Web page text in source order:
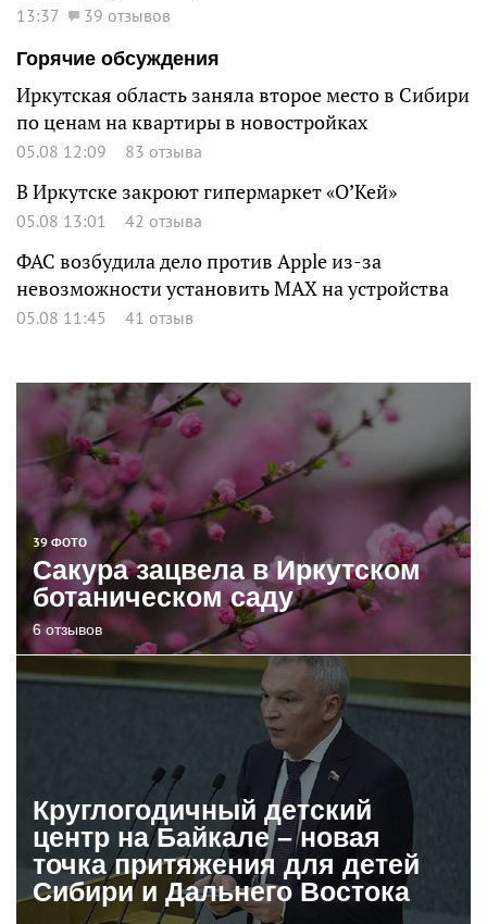
13:37
39 отзывов
Горячие обсуждения
Иркутская область заняла второе место в Сибири
по ценам на квартиры в новостройках
05.08 12:09 83 отзыва
В Иркутске закроют гипермаркет «О’Кей»
05.08 13:01 42 отзыва
ФАС возбудила дело против Apple из-за
невозможности установить MAX на устройства
05.08 11:45 41 отзыв
39 ФОТО
Сакура зацвела в Иркутском
ботаническом саду
6 отзывов
Круглогодичный детский
центр на Байкале – новая
точка притяжения для детей
Сибири и Дальнего Востока